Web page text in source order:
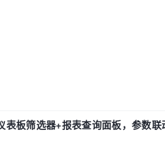
板筛选器+报表查询面板，参数联